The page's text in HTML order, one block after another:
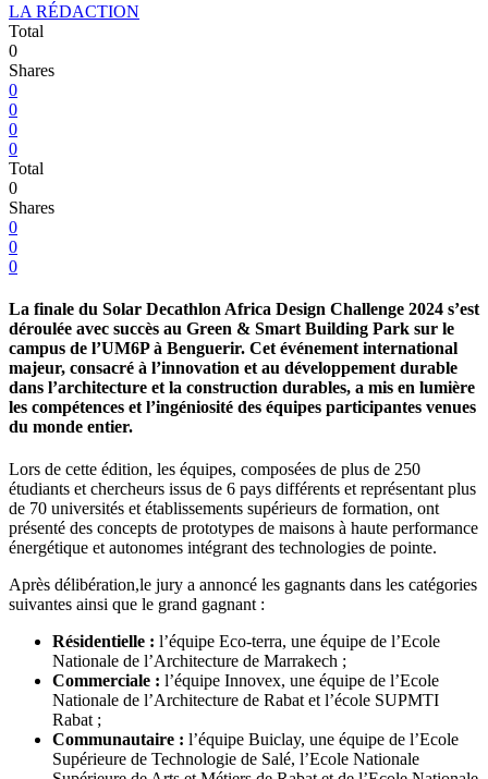
LA RÉDACTION
Total
0
Shares
0
0
0
0
Total
0
Shares
0
0
0
La finale du Solar Decathlon Africa Design Challenge 2024 s’est
déroulée avec succès au Green & Smart Building Park sur le
campus de l’UM6P à Benguerir. Cet événement international
majeur, consacré à l’innovation et au développement durable
dans l’architecture et la construction durables, a mis en lumière
les compétences et l’ingéniosité des équipes participantes venues
du monde entier.
Lors de cette édition, les équipes, composées de plus de 250
étudiants et chercheurs issus de 6 pays différents et représentant plus
de 70 universités et établissements supérieurs de formation, ont
présenté des concepts de prototypes de maisons à haute performance
énergétique et autonomes intégrant des technologies de pointe.
Après délibération,le jury a annoncé les gagnants dans les catégories
suivantes ainsi que le grand gagnant :
Résidentielle : l’équipe Eco-terra, une équipe de l’Ecole
Nationale de l’Architecture de Marrakech ;
Commerciale : l’équipe Innovex, une équipe de l’Ecole
Nationale de l’Architecture de Rabat et l’école SUPMTI
Rabat ;
Communautaire : l’équipe Buiclay, une équipe de l’Ecole
Supérieure de Technologie de Salé, l’Ecole Nationale